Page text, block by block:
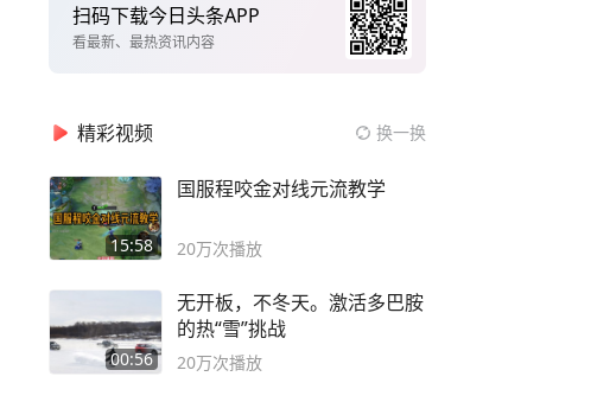
扫码下载今日头条APP
看最新、最热资讯内容
精彩视频 换一换
15:58
国服程咬金对线元流教学
20万次播放
00:56
无开板，不冬天。激活多巴胺
的热“雪”挑战
20万次播放